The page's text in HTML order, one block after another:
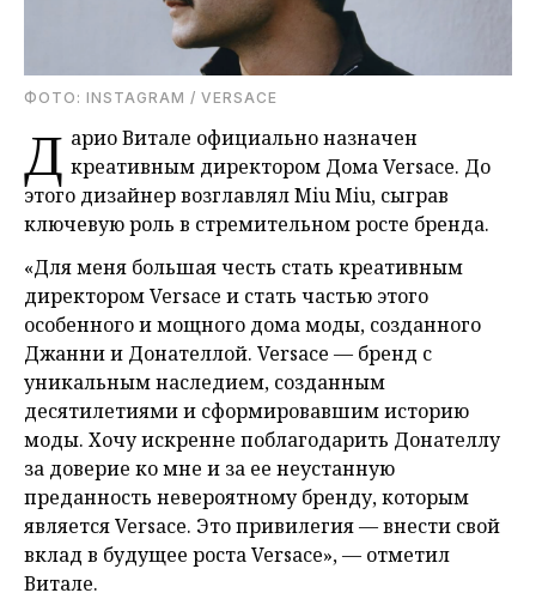
ФОТО: INSTAGRAM / VERSACE
Д арио Витале официально назначен
креативным директором Дома Versace. До
этого дизайнер возглавлял Miu Miu, сыграв
ключевую роль в стремительном росте бренда.
«Для меня большая честь стать креативным
директором Versace и стать частью этого
особенного и мощного дома моды, созданного
Джанни и Донателлой. Versace — бренд с
уникальным наследием, созданным
десятилетиями и сформировавшим историю
моды. Хочу искренне поблагодарить Донателлу
за доверие ко мне и за ее неустанную
преданность невероятному бренду, которым
является Versace. Это привилегия — внести свой
вклад в будущее роста Versace», — отметил
Витале.